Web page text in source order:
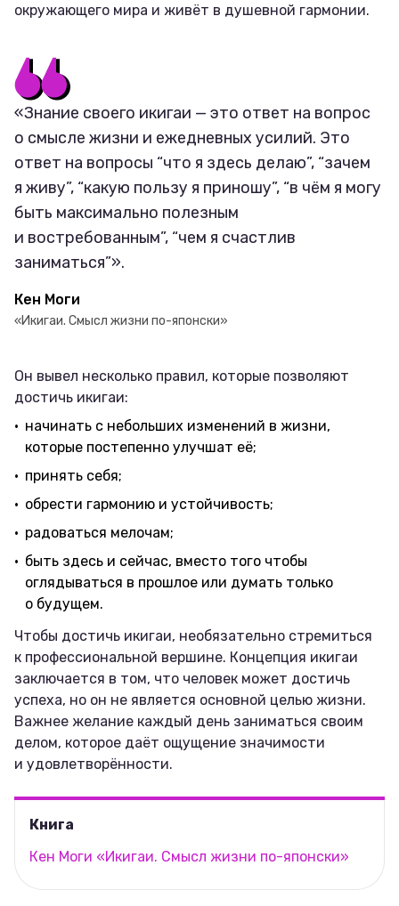
окружающего мира и живёт в душевной гармонии.
«Знание своего икигаи — это ответ на вопрос
о смысле жизни и ежедневных усилий. Это
ответ на вопросы “что я здесь делаю”, “зачем
я живу”, “какую пользу я приношу”, “в чём я могу
быть максимально полезным
и востребованным”, “чем я счастлив
заниматься”».
Кен Моги
«Икигаи. Смысл жизни по-японски»
Он вывел несколько правил, которые позволяют
достичь икигаи:
начинать с небольших изменений в жизни,
которые постепенно улучшат её;
принять себя;
обрести гармонию и устойчивость;
радоваться мелочам;
быть здесь и сейчас, вместо того чтобы
оглядываться в прошлое или думать только
о будущем.
Чтобы достичь икигаи, необязательно стремиться
к профессиональной вершине. Концепция икигаи
заключается в том, что человек может достичь
успеха, но он не является основной целью жизни.
Важнее желание каждый день заниматься своим
делом, которое даёт ощущение значимости
и удовлетворённости.
Книга
Кен Моги «Икигаи. Смысл жизни по-японски»